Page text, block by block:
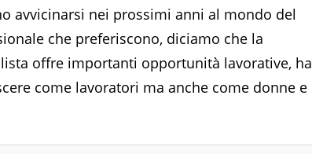
avvicinarsi nei prossimi anni al mondo del
che preferiscono, diciamo che la
offre importanti opportunità lavorative, ha
come lavoratori ma anche come donne e